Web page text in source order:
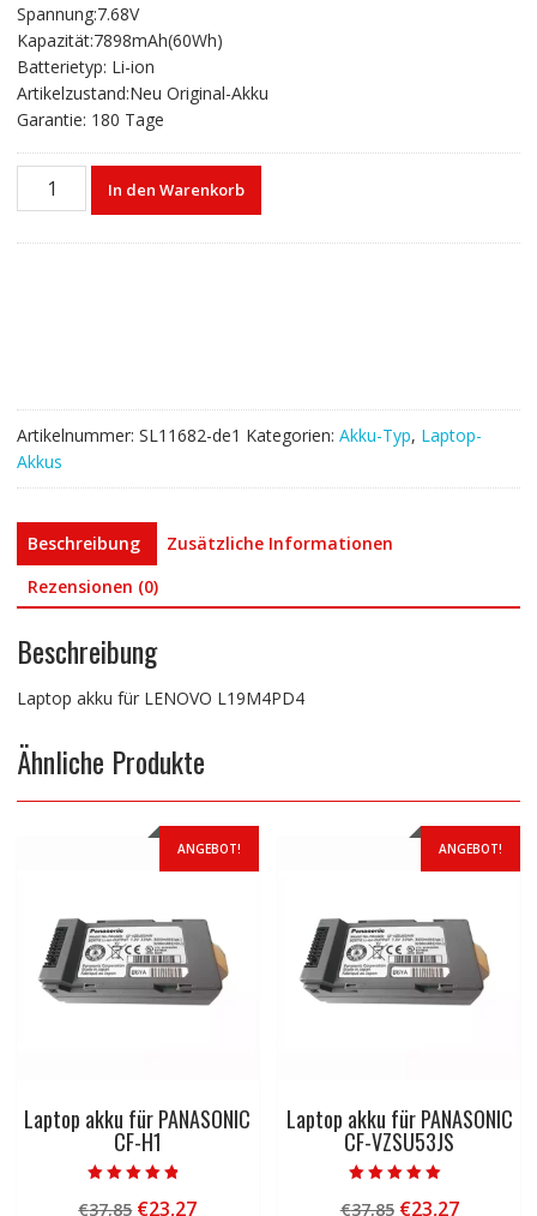
war:
€97,20
ist:
€64,47.
Spannung:7.68V
Kapazität:7898mAh(60Wh)
Batterietyp: Li-ion
Artikelzustand:Neu Original-Akku
Garantie: 180 Tage
Laptop
In den Warenkorb
Artikelnummer: SL11682-de1 Kategorien: Akku-Typ, Laptop-
Akkus
Beschreibung
Zusätzliche Informationen
Rezensionen (0)
Beschreibung
Laptop akku für LENOVO L19M4PD4
Ähnliche Produkte
ANGEBOT!
Laptop akku für PANASONIC
CF-H1
4.50
€37,85 Ursprünglicher
€23,27Aktueller
ANGEBOT!
Laptop akku für PANASONIC
CF-VZSU53JS
5.00
€37,85 Ursprünglicher
€23,27